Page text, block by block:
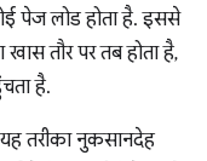
पेज लोड होता है. इससे
तौर पर तब होता है,
है.
तरीका नुकसानदेह